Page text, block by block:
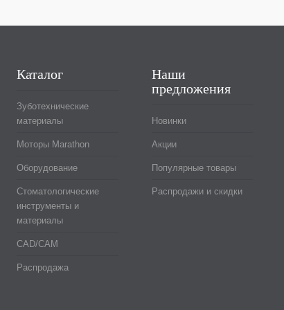
Каталог
Зуботехнические
материалы
Моторы Marathon
Оборудование
Стоматологические
инструменты и
материалы
CAD/CAM
Распродажа
Наши
предложения
Новинки
Акции
Популярные товары
Распродажи и скидки